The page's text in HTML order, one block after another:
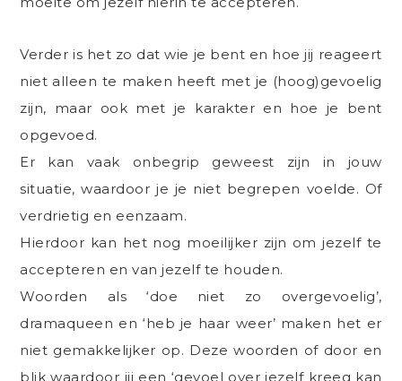
Verder is het zo dat wie je bent en hoe jij reageert
niet alleen te maken heeft met je (hoog)gevoelig
zijn, maar ook met je karakter en hoe je bent
opgevoed.
Er kan vaak onbegrip geweest zijn in jouw
situatie, waardoor je je niet begrepen voelde. Of
verdrietig en eenzaam.
Hierdoor kan het nog moeilijker zijn om jezelf te
accepteren en van jezelf te houden.
Woorden als ‘doe niet zo overgevoelig’,
dramaqueen en ‘heb je haar weer’ maken het er
niet gemakkelijker op. Deze woorden of door en
blik waardoor jij een ‘gevoel over jezelf kreeg kan